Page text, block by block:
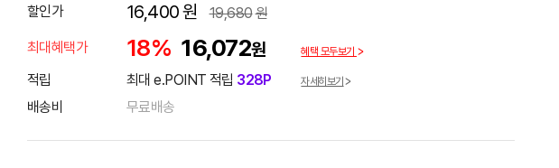
할인가 16,400원 19,680원
최대혜택가
18% 16,072원 혜택 모두보기
적립 최대 e.POINT 적립 328P 자세히보기
배송비 무료배송